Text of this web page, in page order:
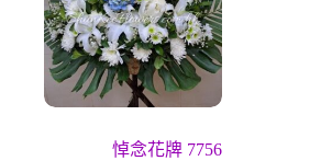
悼念花牌 7756